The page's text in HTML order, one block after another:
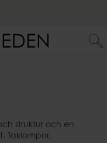
struktur och en
Taklampor,